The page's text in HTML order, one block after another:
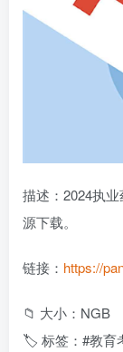
描述：2024执
源下载。
链接： https://
📁 大小：NGB
🏷 标签：#教育